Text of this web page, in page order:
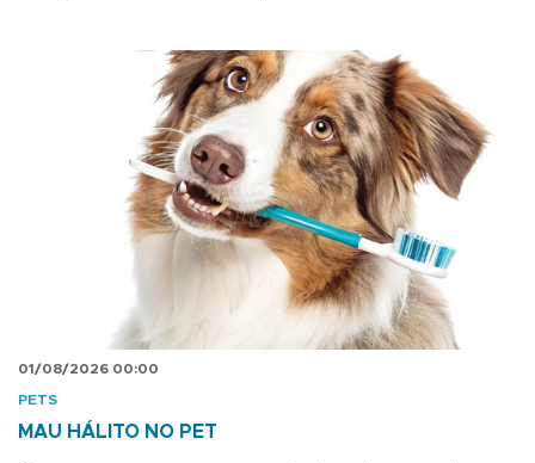
01/08/2026 00:00
PETS
MAU HÁLITO NO PET